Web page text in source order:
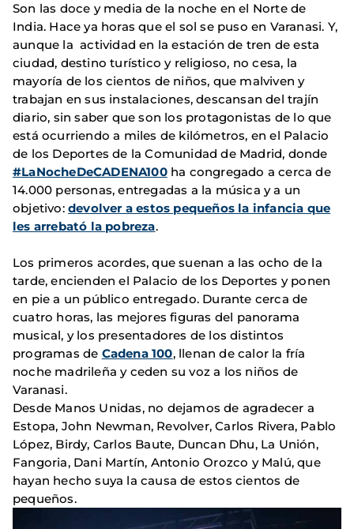
Son las doce y media de la noche en el Norte de
India. Hace ya horas que el sol se puso en Varanasi. Y,
aunque la actividad en la estación de tren de esta
ciudad, destino turístico y religioso, no cesa, la
mayoría de los cientos de niños, que malviven y
trabajan en sus instalaciones, descansan del trajín
diario, sin saber que son los protagonistas de lo que
está ocurriendo a miles de kilómetros, en el Palacio
de los Deportes de la Comunidad de Madrid, donde
#LaNocheDeCADENA100ha congregado a cerca de
14.000 personas, entregadas a la música y a un
objetivo: devolver a estos pequeños la infancia que
les arrebató la pobreza.
Los primeros acordes, que suenan a las ocho de la
tarde, encienden el Palacio de los Deportes y ponen
en pie a un público entregado. Durante cerca de
cuatro horas, las mejores figuras del panorama
musical, y los presentadores de los distintos
programas de Cadena 100, llenan de calor la fría
noche madrileña y ceden su voz a los niños de
Varanasi.
Desde Manos Unidas, no dejamos de agradecer a
Estopa, John Newman, Revolver, Carlos Rivera, Pablo
López, Birdy, Carlos Baute, Duncan Dhu, La Unión,
Fangoria, Dani Martín, Antonio Orozco y Malú, que
hayan hecho suya la causa de estos cientos de
pequeños.